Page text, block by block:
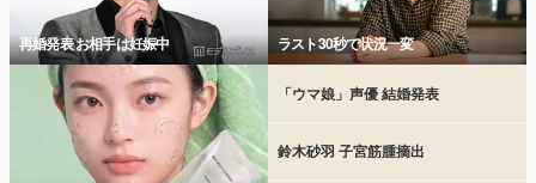
再婚発表 お相手は妊娠中 ラスト30秒で状況一変
「ウマ娘」声優 結婚発表
鈴木砂羽 子宮筋腫摘出